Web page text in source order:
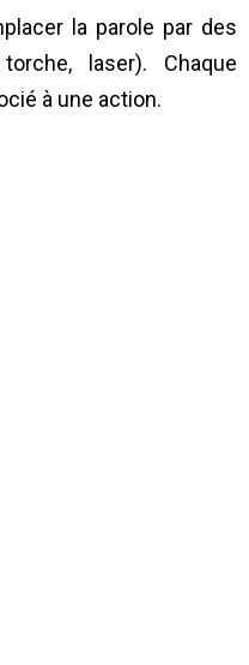
la parole par des
laser). Chaque
à une action.